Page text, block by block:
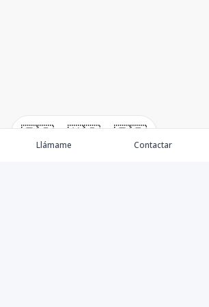
🇪🇸 🇺🇸 🇫🇷
Llámame Contactar